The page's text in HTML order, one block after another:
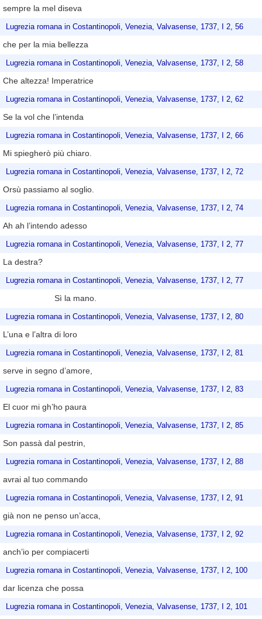
sempre la mel diseva
Lugrezia romana in Costantinopoli, Venezia, Valvasense, 1737, I 2, 56
che per la mia bellezza
Lugrezia romana in Costantinopoli, Venezia, Valvasense, 1737, I 2, 58
Che altezza! Imperatrice
Lugrezia romana in Costantinopoli, Venezia, Valvasense, 1737, I 2, 62
Se la vol che l’intenda
Lugrezia romana in Costantinopoli, Venezia, Valvasense, 1737, I 2, 66
Mi spiegherò più chiaro.
Lugrezia romana in Costantinopoli, Venezia, Valvasense, 1737, I 2, 72
Orsù passiamo al soglio.
Lugrezia romana in Costantinopoli, Venezia, Valvasense, 1737, I 2, 74
Ah ah l’intendo adesso
Lugrezia romana in Costantinopoli, Venezia, Valvasense, 1737, I 2, 77
La destra?
Lugrezia romana in Costantinopoli, Venezia, Valvasense, 1737, I 2, 77
Sì la mano.
Lugrezia romana in Costantinopoli, Venezia, Valvasense, 1737, I 2, 80
L’una e l’altra di loro
Lugrezia romana in Costantinopoli, Venezia, Valvasense, 1737, I 2, 81
serve in segno d’amore,
Lugrezia romana in Costantinopoli, Venezia, Valvasense, 1737, I 2, 83
El cuor mi gh’ho paura
Lugrezia romana in Costantinopoli, Venezia, Valvasense, 1737, I 2, 85
Son passà dal pestrin,
Lugrezia romana in Costantinopoli, Venezia, Valvasense, 1737, I 2, 88
avrai al tuo commando
Lugrezia romana in Costantinopoli, Venezia, Valvasense, 1737, I 2, 91
già non ne penso un’acca,
Lugrezia romana in Costantinopoli, Venezia, Valvasense, 1737, I 2, 92
anch’io per compiacerti
Lugrezia romana in Costantinopoli, Venezia, Valvasense, 1737, I 2, 100
dar licenza che possa
Lugrezia romana in Costantinopoli, Venezia, Valvasense, 1737, I 2, 101